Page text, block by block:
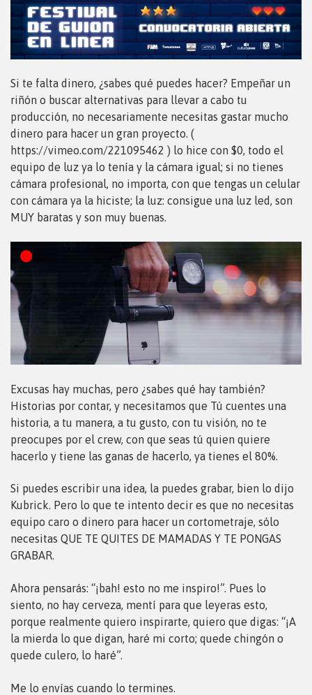
Si te falta dinero, ¿sabes qué puedes hacer? Empeñar un
riñón o buscar alternativas para llevar a cabo tu
producción, no necesariamente necesitas gastar mucho
dinero para hacer un gran proyecto. (
https://vimeo.com/221095462 ) lo hice con $0, todo el
equipo de luz ya lo tenía y la cámara igual; si no tienes
cámara profesional, no importa, con que tengas un celular
con cámara ya la hiciste; la luz: consigue una luz led, son
MUY baratas y son muy buenas.
Excusas hay muchas, pero ¿sabes qué hay también?
Historias por contar, y necesitamos que Tú cuentes una
historia, a tu manera, a tu gusto, con tu visión, no te
preocupes por el crew, con que seas tú quien quiere
hacerlo y tiene las ganas de hacerlo, ya tienes el 80%.
Si puedes escribir una idea, la puedes grabar, bien lo dijo
Kubrick. Pero lo que te intento decir es que no necesitas
equipo caro o dinero para hacer un cortometraje, sólo
necesitas QUE TE QUITES DE MAMADAS Y TE PONGAS
GRABAR.
Ahora pensarás: “¡bah! esto no me inspiro!”. Pues lo
siento, no hay cerveza, mentí para que leyeras esto,
porque realmente quiero inspirarte, quiero que digas: “¡A
la mierda lo que digan, haré mi corto; quede chingón o
quede culero, lo haré”.
Me lo envías cuando lo termines.